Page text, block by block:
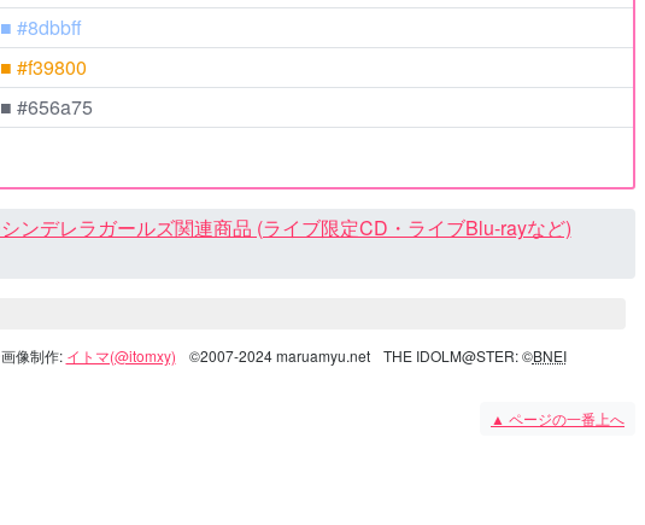
■ #8dbbff
■ #f39800
■ #656a75
ンデレラガールズ関連商品 (ライブ限定CD・ライブBlu-rayなど)
像制作: イトマ(@itomxy) ©2007-2024 maruamyu.net THE IDOLM@STER: ©BNEI
▲ ページの一番上へ